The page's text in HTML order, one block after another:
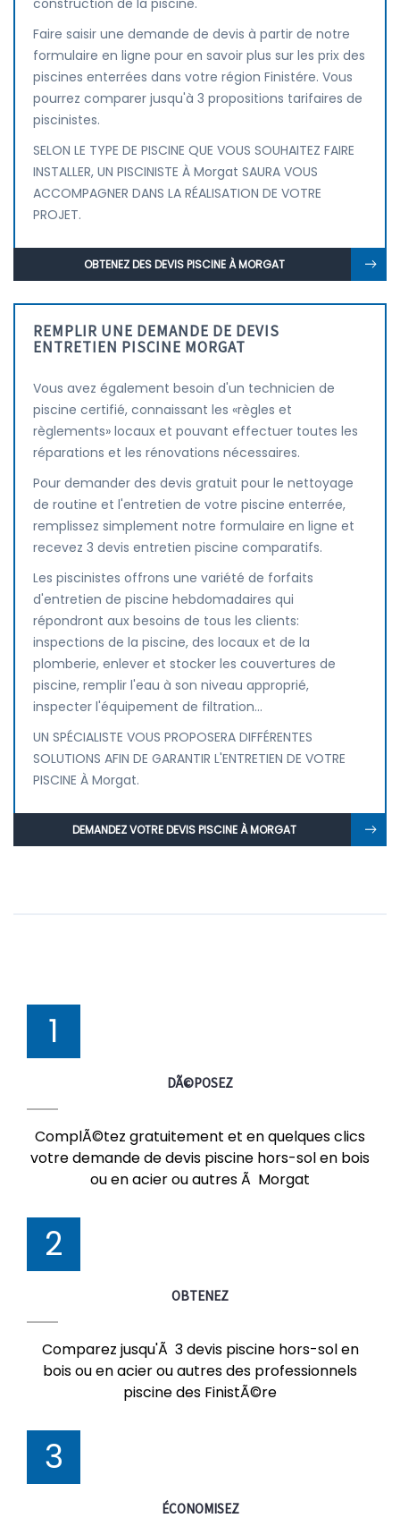
construction de la piscine.
Faire saisir une demande de devis à partir de notre
formulaire en ligne pour en savoir plus sur les prix des
piscines enterrées dans votre région Finistére. Vous
pourrez comparer jusqu'à 3 propositions tarifaires de
piscinistes.
SELON LE TYPE DE PISCINE QUE VOUS SOUHAITEZ FAIRE
INSTALLER, UN PISCINISTE À Morgat SAURA VOUS
ACCOMPAGNER DANS LA RÉALISATION DE VOTRE
PROJET.
OBTENEZ DES DEVIS PISCINE À MORGAT
REMPLIR UNE DEMANDE DE DEVIS
ENTRETIEN PISCINE MORGAT
Vous avez également besoin d'un technicien de
piscine certifié, connaissant les «règles et
règlements» locaux et pouvant effectuer toutes les
réparations et les rénovations nécessaires.
Pour demander des devis gratuit pour le nettoyage
de routine et l'entretien de votre piscine enterrée,
remplissez simplement notre formulaire en ligne et
recevez 3 devis entretien piscine comparatifs.
Les piscinistes offrons une variété de forfaits
d'entretien de piscine hebdomadaires qui
répondront aux besoins de tous les clients:
inspections de la piscine, des locaux et de la
plomberie, enlever et stocker les couvertures de
piscine, remplir l'eau à son niveau approprié,
inspecter l'équipement de filtration...
UN SPÉCIALISTE VOUS PROPOSERA DIFFÉRENTES
SOLUTIONS AFIN DE GARANTIR L'ENTRETIEN DE VOTRE
PISCINE À Morgat.
DEMANDEZ VOTRE DEVIS PISCINE À MORGAT
1
DÃ©POSEZ
ComplÃ©tez gratuitement et en quelques clics
votre demande de devis piscine hors-sol en bois
ou en acier ou autres Ã Morgat
2
OBTENEZ
Comparez jusqu'Ã 3 devis piscine hors-sol en
bois ou en acier ou autres des professionnels
piscine des FinistÃ©re
3
ÉCONOMISEZ